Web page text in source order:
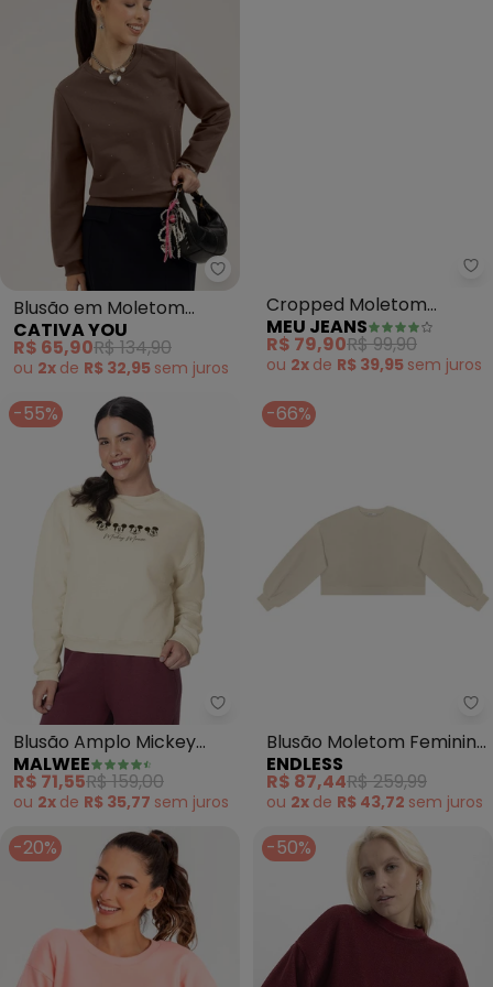
Blusão em Moletom
(Marrom Escuro)
CATIVA YOU
R$ 65,90R$ 134,90
ou 2x de R$ 32,95 sem juros
Cropped Moletom
Manga Longa Evy
(Mescla Banana)
MEU JEANS
R$ 79,90R$ 99,90
ou 2x de R$ 39,95 semjuros
-55%
Malwee - Blusão Amplo
Blusão Amplo Mickey
Mouse® em Moletom (Off
White)
MALWEE
R$ 71,55R$ 159,00
ou 2x de R$ 35,77 sem juros
-66%
Blusão Moletom Feminino
(Bege)
ENDLESS
R$ 87,44R$ 259,99
ou 2x de R$ 43,72 sem juros
-20% -50%